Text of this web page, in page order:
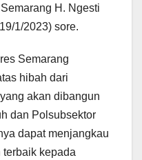
H. Ngesti
1/2023) sore.
Semarang
hibah dari
akan dibangun
dan Polsubsektor
dapat menjangkau
kepada